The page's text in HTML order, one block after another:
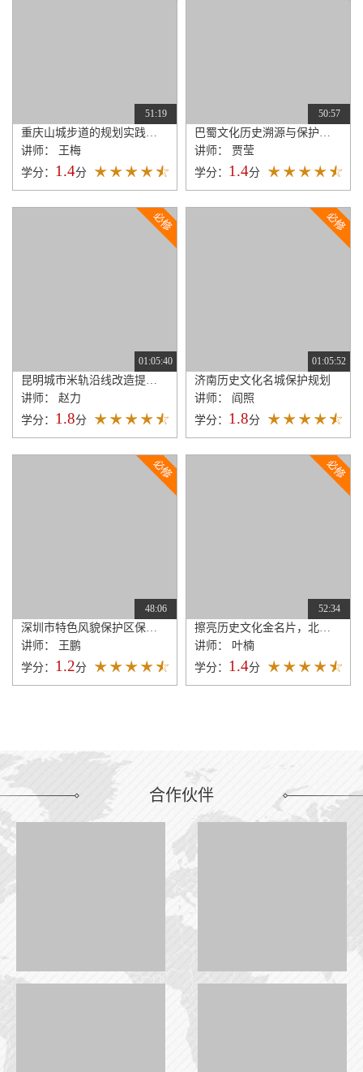
51:19
讲师： 王梅
学分： 1.4分
50:57
讲师： 贾莹
学分： 1.4分
01:05:40
讲师： 赵力
学分： 1.8分
01:05:52
济南历史文化名城保护规划
讲师： 阎照
学分： 1.8分
48:06
讲师： 王鹏
学分： 1.2分
52:34
讲师： 叶楠
学分： 1.4分
合作伙伴